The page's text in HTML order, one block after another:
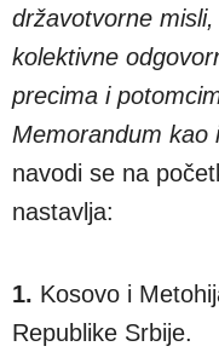
državotvorne
kolektivne
precima i
Memorandum kao
navodi se na
nastavlja:
1. Kosovo i
Republike Srbije.